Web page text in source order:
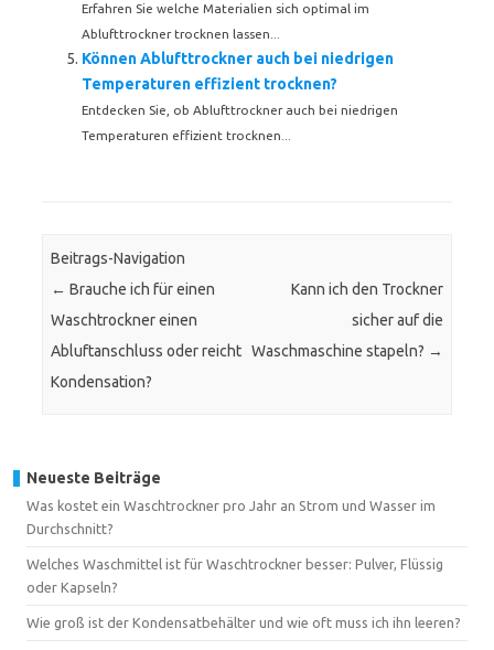
Erfahren Sie welche Materialien sich optimal im
Ablufttrockner trocknen lassen...
Können Ablufttrockner auch bei niedrigen
Temperaturen effizient trocknen?
Entdecken Sie, ob Ablufttrockner auch bei niedrigen
Temperaturen effizient trocknen...
Beitrags-Navigation
← Brauche ich für einen
Waschtrockner einen
Abluftanschluss oder reicht
Kondensation?
Kann ich den Trockner
sicher auf die
Waschmaschine stapeln? →
Neueste Beiträge
Was kostet ein Waschtrockner pro Jahr an Strom und Wasser im
Durchschnitt?
Welches Waschmittel ist für Waschtrockner besser: Pulver, Flüssig
oder Kapseln?
Wie groß ist der Kondensatbehälter und wie oft muss ich ihn leeren?